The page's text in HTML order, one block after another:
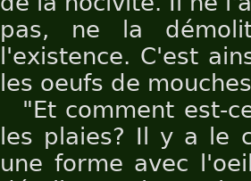
pas, ne la
l'existence. C'est
les oeufs de
"Et comment est-
les plaies? Il y a le
une forme avec